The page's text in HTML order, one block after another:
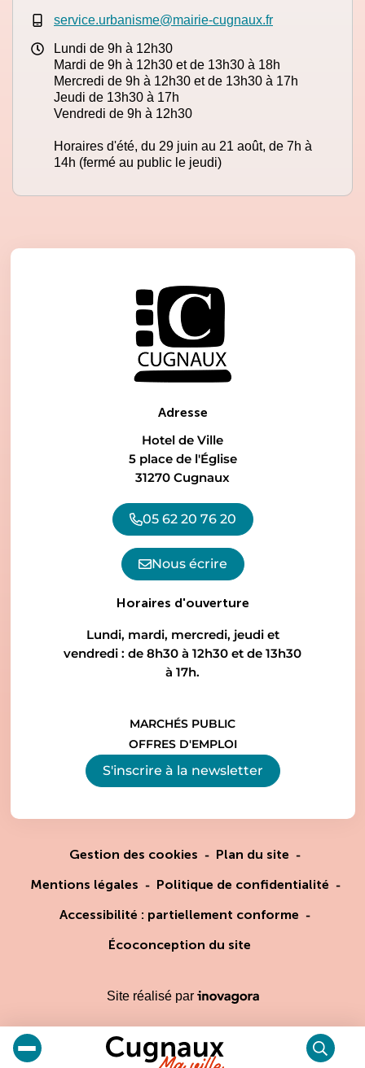
service.urbanisme@mairie-cugnaux.fr
Lundi de 9h à 12h30
Mardi de 9h à 12h30 et de 13h30 à 18h
Mercredi de 9h à 12h30 et de 13h30 à 17h
Jeudi de 13h30 à 17h
Vendredi de 9h à 12h30
Horaires d'été, du 29 juin au 21 août, de 7h à
14h (fermé au public le jeudi)
Adresse
Hotel de Ville
5 place de l'Église
31270 Cugnaux
05 62 20 76 20
Nous écrire
Horaires d'ouverture
Lundi, mardi, mercredi, jeudi et
vendredi : de 8h30 à 12h30 et de 13h30
à 17h.
MARCHÉS PUBLIC
OFFRES D'EMPLOI
S'inscrire à la newsletter
Gestion des cookies
Plan du site
Mentions légales
Politique de confidentialité
Accessibilité : partiellement conforme
Écoconception du site
Site réalisé par Inovagora (ouverture dans